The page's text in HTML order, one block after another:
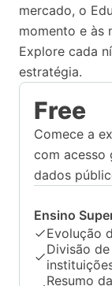
mercado, o
momento e às
Explore cada
estratégia.
Free
Comece a
com acesso
dados
Ensino
Evolução
Divisão
Resumo